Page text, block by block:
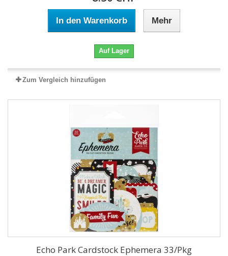
In den Warenkorb Mehr
Auf Lager
Zum Vergleich hinzufügen
Echo Park Cardstock Ephemera 33/Pkg